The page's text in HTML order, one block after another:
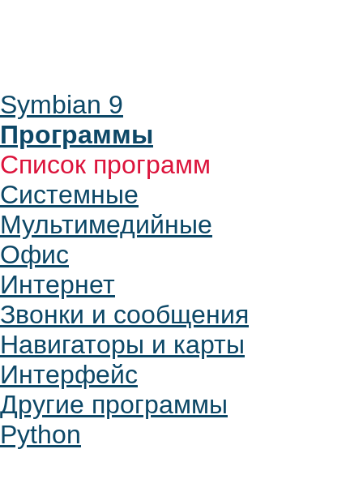
Symbian 9
Программы
Список программ
Системные
Мультимедийные
Офис
Интернет
Звонки и сообщения
Навигаторы и карты
Интерфейс
Другие программы
Python